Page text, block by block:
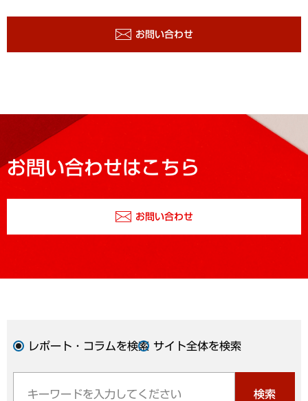
お問い合わせ
お問い合わせはこちら
お問い合わせ
レポート・コラムを検索 サイト全体を検索
検索